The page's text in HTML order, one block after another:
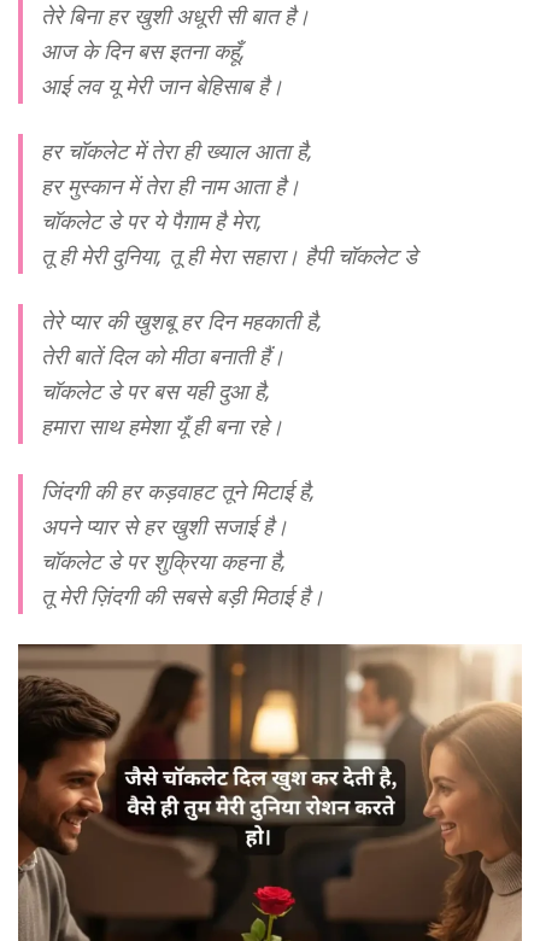
तेरे बिना हर खुशी अधूरी सी बात है।
आज के दिन बस इतना कहूँ,
आई लव यू मेरी जान बेहिसाब है।
हर चॉकलेट में तेरा ही ख्याल आता है,
हर मुस्कान में तेरा ही नाम आता है।
चॉकलेट डे पर ये पैग़ाम है मेरा,
तू ही मेरी दुनिया, तू ही मेरा सहारा। हैपी चॉकलेट डे
तेरे प्यार की खुशबू हर दिन महकाती है,
तेरी बातें दिल को मीठा बनाती हैं।
चॉकलेट डे पर बस यही दुआ है,
हमारा साथ हमेशा यूँ ही बना रहे।
जिंदगी की हर कड़वाहट तूने मिटाई है,
अपने प्यार से हर खुशी सजाई है।
चॉकलेट डे पर शुक्रिया कहना है,
तू मेरी ज़िंदगी की सबसे बड़ी मिठाई है।